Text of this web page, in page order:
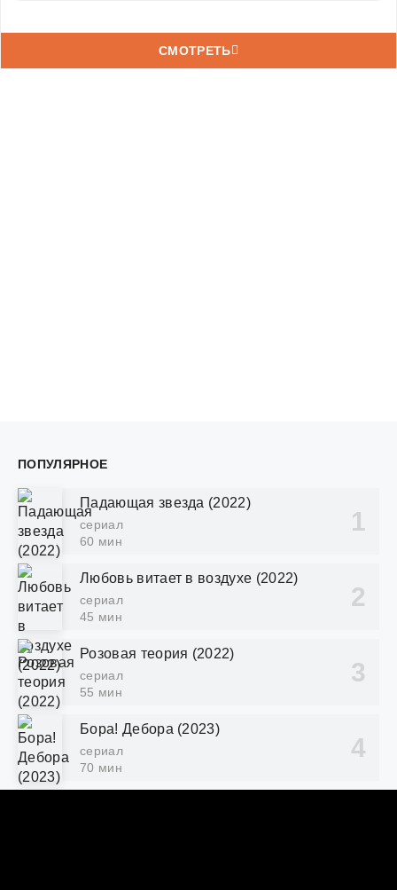
СМОТРЕТЬ
ПОПУЛЯРНОЕ
Падающая звезда (2022)
сериал
60 мин
Любовь витает в воздухе (2022)
сериал
45 мин
Розовая теория (2022)
сериал
55 мин
Бора! Дебора (2023)
сериал
70 мин